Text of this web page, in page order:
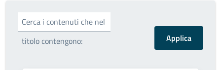
Cerca i contenuti che nel
titolo contengono: